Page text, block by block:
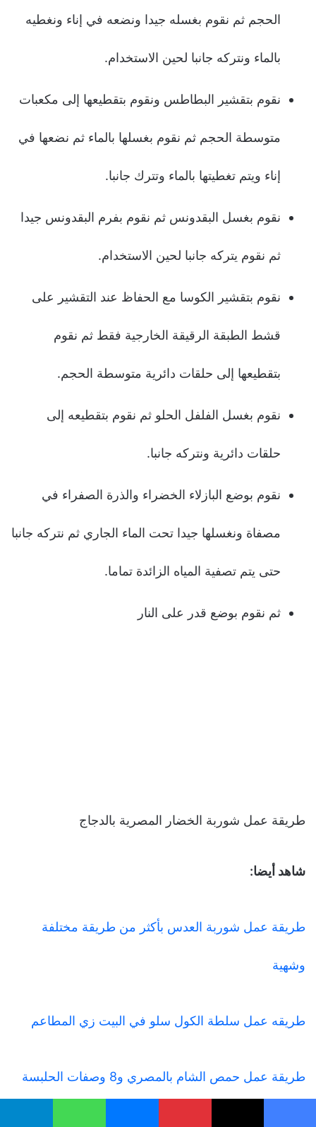
الحجم ثم نقوم بغسله جيدا ونضعه في إناء ونغطيه
بالماء ونتركه جانبا لحين الاستخدام.
نقوم بتقشير البطاطس ونقوم بتقطيعها إلى مكعبات
متوسطة الحجم ثم نقوم بغسلها بالماء ثم نضعها في
إناء ويتم تغطيتها بالماء وتترك جانبا.
نقوم بغسل البقدونس ثم نقوم بفرم البقدونس جيدا
ثم نقوم يتركه جانبا لحين الاستخدام.
نقوم بتقشير الكوسا مع الحفاظ عند التقشير على
قشط الطبقة الرقيقة الخارجية فقط ثم نقوم
بتقطيعها إلى حلقات دائرية متوسطة الحجم.
نقوم بغسل الفلفل الحلو ثم نقوم بتقطيعه إلى
حلقات دائرية ونتركه جانبا.
نقوم بوضع البازلاء الخضراء والذرة الصفراء في
مصفاة ونغسلها جيدا تحت الماء الجاري ثم نتركه جانبا
حتى يتم تصفية المياه الزائدة تماما.
ثم نقوم بوضع قدر على النار
طريقة عمل شوربة الخضار المصرية بالدجاج
شاهد أيضا:
طريقة عمل شوربة العدس بأكثر من طريقة مختلفة
وشهية
طريقه عمل سلطة الكول سلو في البيت زي المطاعم
طريقة عمل حمص الشام بالمصري و8 وصفات الحلبسة